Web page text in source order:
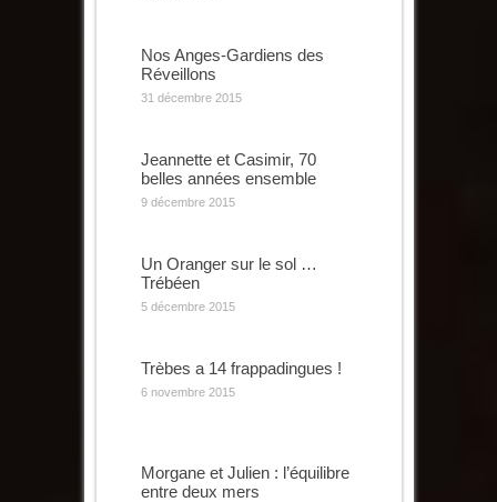
Nos Anges-Gardiens des
Réveillons
31 décembre 2015
Jeannette et Casimir, 70
belles années ensemble
9 décembre 2015
Un Oranger sur le sol …
Trébéen
5 décembre 2015
Trèbes a 14 frappadingues !
6 novembre 2015
Morgane et Julien : l’équilibre
entre deux mers